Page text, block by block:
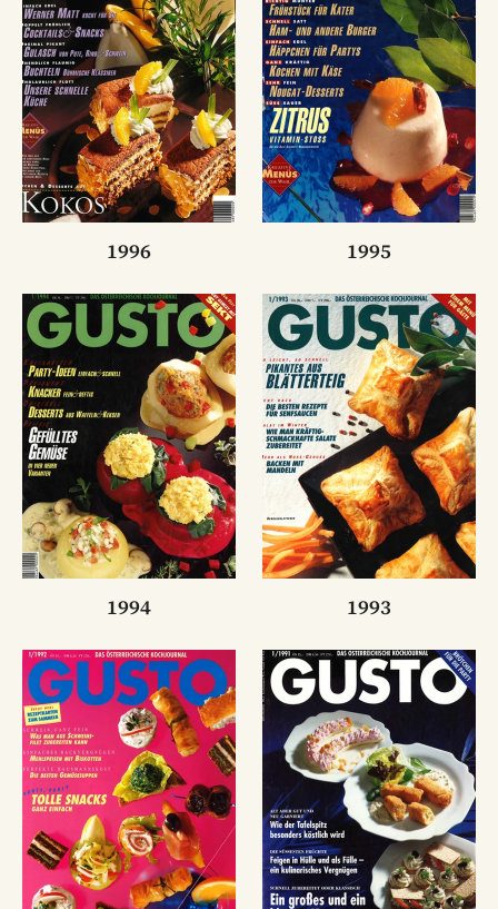
1996 1995
1994 1993